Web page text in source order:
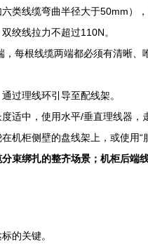
类线缆弯曲半径大于50mm）
绞线拉力不超过110N。
，每根线缆两端都必须有清晰
过理线环引导至配线架。
适中，使用水平/垂直理线器，
机柜侧壁的盘线架上，或使用
束绑扎的整齐场景；机柜后端
的关键。